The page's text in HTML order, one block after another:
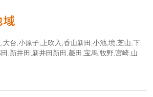
域
大台,小原子,上吹入,香山新田,小池,境,芝山,下
,新井田,新井田新田,菱田,宝馬,牧野,宮崎,山